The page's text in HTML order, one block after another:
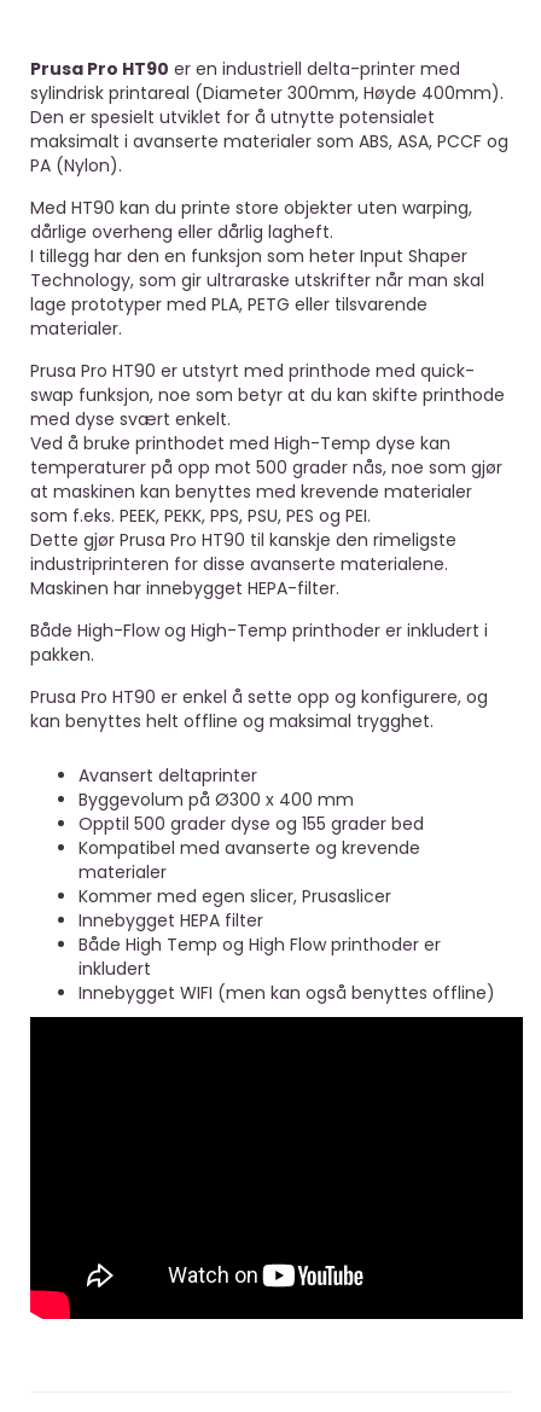
Prusa Pro HT90 er en industriell delta-printer med
sylindrisk printareal (Diameter 300mm, Høyde 400mm).
Den er spesielt utviklet for å utnytte potensialet
maksimalt i avanserte materialer som ABS, ASA, PCCF og
PA (Nylon).
Med HT90 kan du printe store objekter uten warping,
dårlige overheng eller dårlig lagheft.
I tillegg har den en funksjon som heter Input Shaper
Technology, som gir ultraraske utskrifter når man skal
lage prototyper med PLA, PETG eller tilsvarende
materialer.
Prusa Pro HT90 er utstyrt med printhode med quick-
swap funksjon, noe som betyr at du kan skifte printhode
med dyse svært enkelt.
Ved å bruke printhodet med High-Temp dyse kan
temperaturer på opp mot 500 grader nås, noe som gjør
at maskinen kan benyttes med krevende materialer
som f.eks. PEEK, PEKK, PPS, PSU, PES og PEI.
Dette gjør Prusa Pro HT90 til kanskje den rimeligste
industriprinteren for disse avanserte materialene.
Maskinen har innebygget HEPA-filter.
Både High-Flow og High-Temp printhoder er inkludert i
pakken.
Prusa Pro HT90 er enkel å sette opp og konfigurere, og
kan benyttes helt offline og maksimal trygghet.
Avansert deltaprinter
Byggevolum på Ø300 x 400 mm
Opptil 500 grader dyse og 155 grader bed
Kompatibel med avanserte og krevende
materialer
Kommer med egen slicer, Prusaslicer
Innebygget HEPA filter
Både High Temp og High Flow printhoder er
inkludert
Innebygget WIFI (men kan også benyttes offline)